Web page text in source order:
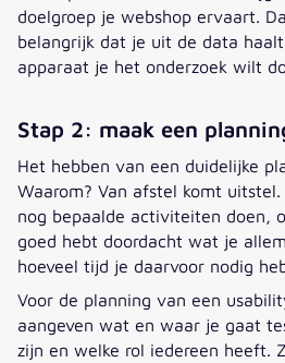
doelgroep je webshop ervaart.
belangrijk dat je uit de data
apparaat je het onderzoek wilt
Stap 2: maak een
Het hebben van een duidelijke
Waarom? Van afstel komt
nog bepaalde activiteiten doen,
goed hebt doordacht wat je
hoeveel tijd je daarvoor nodig
Voor de planning van een
aangeven wat en waar je gaat
zijn en welke rol iedereen heeft.